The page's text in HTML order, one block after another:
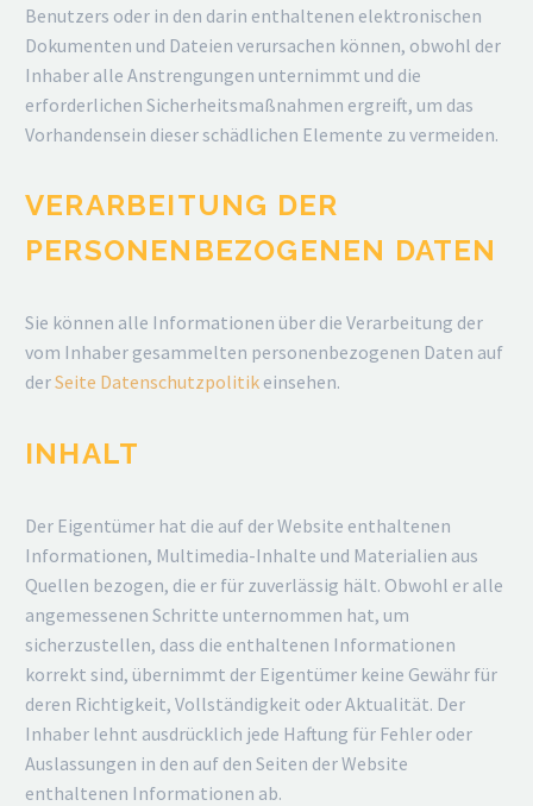
Benutzers oder in den darin enthaltenen elektronischen
Dokumenten und Dateien verursachen können, obwohl der
Inhaber alle Anstrengungen unternimmt und die
erforderlichen Sicherheitsmaßnahmen ergreift, um das
Vorhandensein dieser schädlichen Elemente zu vermeiden.
VERARBEITUNG DER
PERSONENBEZOGENEN DATEN
Sie können alle Informationen über die Verarbeitung der
vom Inhaber gesammelten personenbezogenen Daten auf
derSeite Datenschutzpolitik einsehen.
INHALT
Der Eigentümer hat die auf der Website enthaltenen
Informationen, Multimedia-Inhalte und Materialien aus
Quellen bezogen, die er für zuverlässig hält. Obwohl er alle
angemessenen Schritte unternommen hat, um
sicherzustellen, dass die enthaltenen Informationen
korrekt sind, übernimmt der Eigentümer keine Gewähr für
deren Richtigkeit, Vollständigkeit oder Aktualität. Der
Inhaber lehnt ausdrücklich jede Haftung für Fehler oder
Auslassungen in den auf den Seiten der Website
enthaltenen Informationen ab.